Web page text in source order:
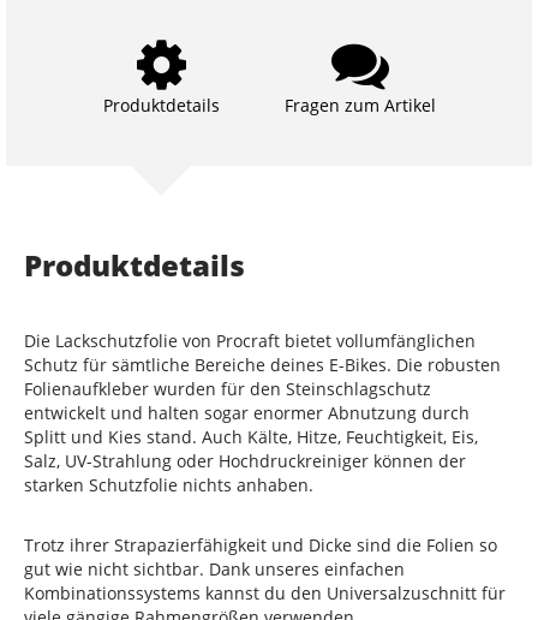
Produktdetails Fragen zum Artikel
Produktdetails
Die Lackschutzfolie von Procraft bietet vollumfänglichen
Schutz für sämtliche Bereiche deines E-Bikes. Die robusten
Folienaufkleber wurden für den Steinschlagschutz
entwickelt und halten sogar enormer Abnutzung durch
Splitt und Kies stand. Auch Kälte, Hitze, Feuchtigkeit, Eis,
Salz, UV-Strahlung oder Hochdruckreiniger können der
starken Schutzfolie nichts anhaben.
Trotz ihrer Strapazierfähigkeit und Dicke sind die Folien so
gut wie nicht sichtbar. Dank unseres einfachen
Kombinationssystems kannst du den Universalzuschnitt für